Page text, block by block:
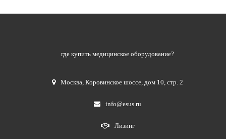
где купить медицинское оборудование?
Москва,Коровинское шоссе, дом 10, стр. 2
info@esus.ru
Лизинг